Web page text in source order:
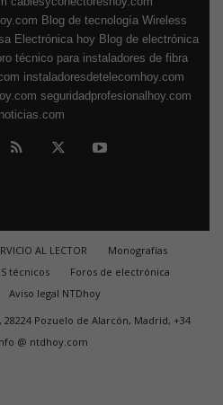
Blog de tecnología Wireless
Electrónica hoy Blog de electrónica
técnico para instaladores de fibra
instaladoresdetelecomhoy.com
seguridadprofesionalhoy.com
AL LECTOR
Monografías
técnicos
Foros de electrónica
Aviso legal NTDhoy
28224 Pozuelo de Alarcón, Madrid, +34
@ ntdhoy.com